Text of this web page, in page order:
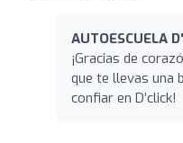
AUTOESCUELA
¡Gracias de
que te llevas una
confiar en D’click!